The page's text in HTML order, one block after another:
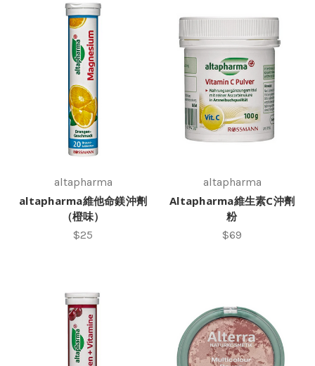
altapharma
altapharma維他命鎂沖劑
（橙味）
$25
altapharma
Altapharma維生素C沖劑
粉
$69